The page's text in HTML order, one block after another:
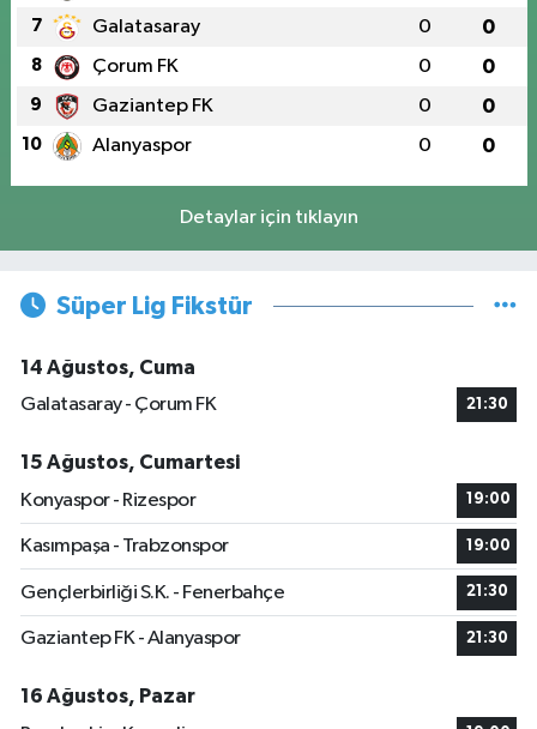
7 Galatasaray 0 0
8 Çorum FK 0 0
9 Gaziantep FK 0 0
10 Alanyaspor 0 0
Detaylar için tıklayın
Süper Lig Fikstür
14 Ağustos, Cuma
Galatasaray - Çorum FK
21:30
15 Ağustos, Cumartesi
Konyaspor - Rizespor
19:00
Kasımpaşa - Trabzonspor 19:00
Gençlerbirliği S.K. - Fenerbahçe 21:30
Gaziantep FK - Alanyaspor 21:30
16 Ağustos, Pazar